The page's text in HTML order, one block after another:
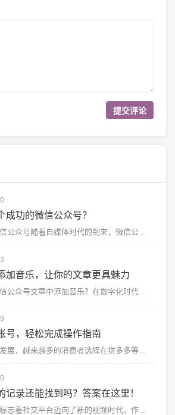
成功的微信公众号？
如何从零开始打造微信公众号随着自媒体时代的到来，微信公众号已经成为了个人和企业推广、建立品牌形象的重...
加音乐，让你的文章更具魅力
引言：为什么要在微信公众号文章中添加音乐？在数字化时代，文字、图片和视频的结合已经成为一种趋势，但很...
号，轻松完成操作指南
随着电子商务的飞速发展，越来越多的消费者选择在拼多多等购物平台上购买商品。有些人可能出于隐私、安全或...
记录还能找到吗？答案在这里！
微信视频号的诞生，标志着社交平台迈向了新的视频时代。作为微信生态中的一部分，视频号不仅连接了朋友圈，...